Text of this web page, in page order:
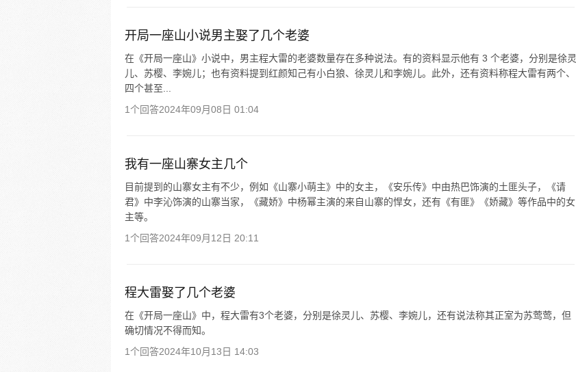
开局一座山小说男主娶了几个老婆
在《开局一座山》小说中，男主程大雷的老婆数量存在多种说法。有的资料显示他有 3 个老婆，分别是徐灵
儿、苏樱、李婉儿；也有资料提到红颜知己有小白狼、徐灵儿和李婉儿。此外，还有资料称程大雷有两个、
四个甚至...
1个回答2024年09月08日 01:04
我有一座山寨女主几个
目前提到的山寨女主有不少，例如《山寨小萌主》中的女主，《安乐传》中由热巴饰演的土匪头子，《请
君》中李沁饰演的山寨当家，《藏娇》中杨幂主演的来自山寨的悍女，还有《有匪》《娇藏》等作品中的女
主等。
1个回答2024年09月12日 20:11
程大雷娶了几个老婆
在《开局一座山》中，程大雷有3个老婆，分别是徐灵儿、苏樱、李婉儿，还有说法称其正室为苏莺莺，但
确切情况不得而知。
1个回答2024年10月13日 14:03